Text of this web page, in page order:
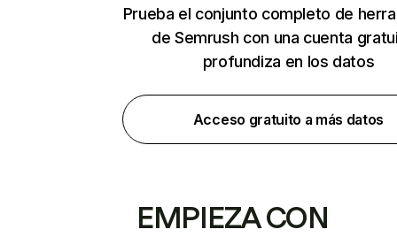
Prueba el conjunto completo de
de Semrush con una cuenta
profundiza en los datos
Acceso gratuito a más datos
EMPIEZA CON